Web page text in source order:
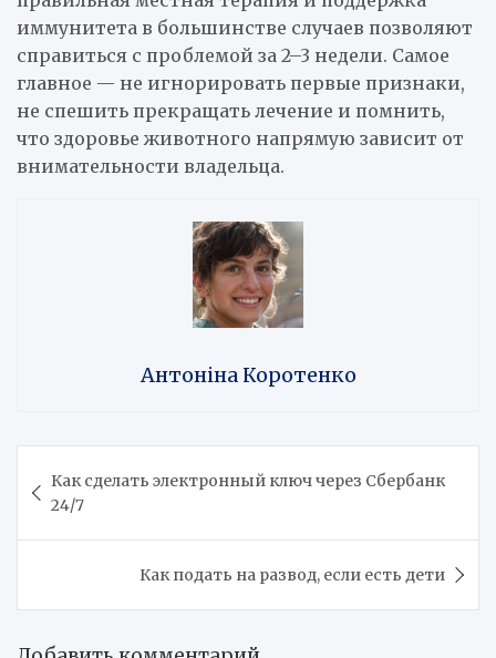
иммунитета в большинстве случаев позволяют
справиться с проблемой за 2–3 недели. Самое
главное — не игнорировать первые признаки,
не спешить прекращать лечение и помнить,
что здоровье животного напрямую зависит от
внимательности владельца.
Антоніна Коротенко
по
записям
Как сделать электронный ключ через Сбербанк
24/7
Как подать на развод, если есть дети